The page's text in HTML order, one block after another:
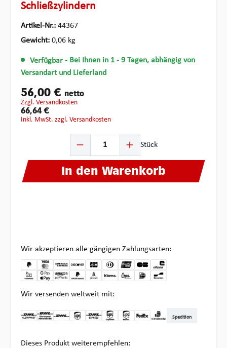
Schließzylindern
Artikel-Nr.: 44367
Gewicht: 0,06 kg
Verfügbar - Bei Ihnen in 1 - 9 Tagen, abhängig von
Versandart und Lieferland
56,00 € netto
zzgl. Versandkosten
66,64 €
inkl. MwSt. zzgl. Versandkosten
Stück
In den Warenkorb
Wir akzeptieren alle gängigen Zahlungsarten:
Wir versenden weltweit mit:
Spedition
Dieses Produkt weiterempfehlen: